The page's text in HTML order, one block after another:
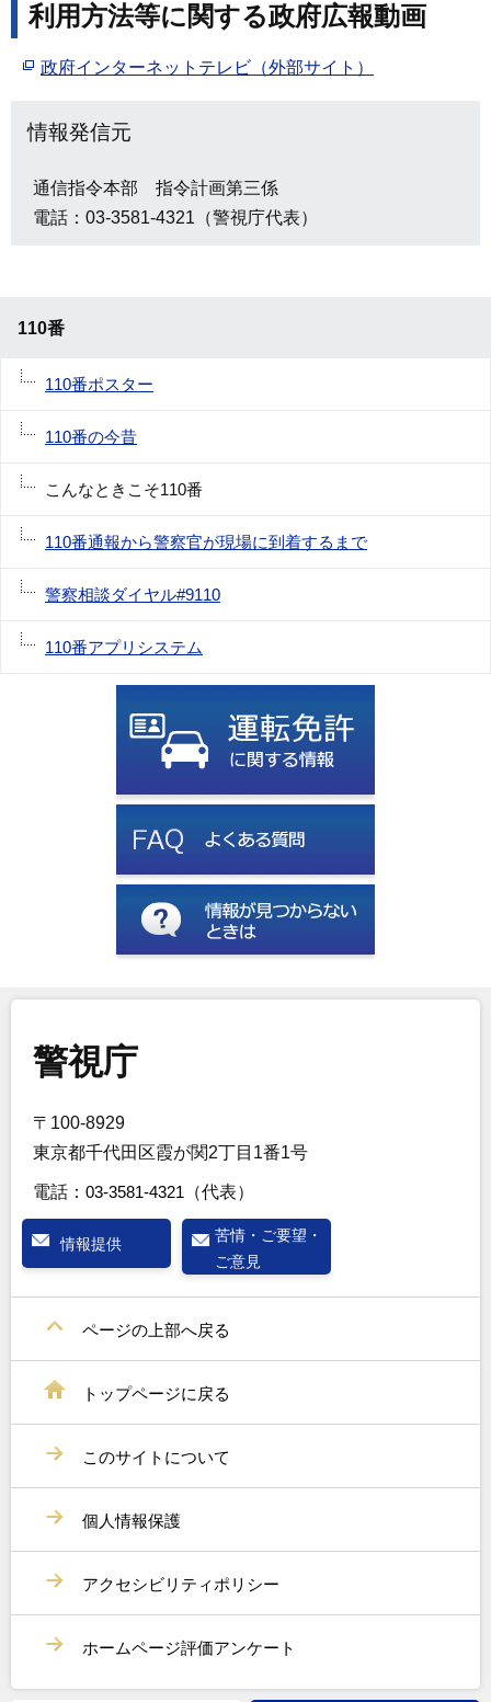
利用方法等に関する政府広報動画
政府インターネットテレビ（外部サイト）
情報発信元
通信指令本部 指令計画第三係
電話：03-3581-4321（警視庁代表）
110番
110番ポスター
110番の今昔
こんなときこそ110番
110番通報から警察官が現場に到着するまで
警察相談ダイヤル#9110
110番アプリシステム
警視庁
〒100-8929
東京都千代田区霞が関2丁目1番1号
電話： 03-3581-4321 （代表）
情報提供
苦情・ご要望・
ご意見
ページの上部へ戻る
トップページに戻る
このサイトについて
個人情報保護
アクセシビリティポリシー
ホームページ評価アンケート